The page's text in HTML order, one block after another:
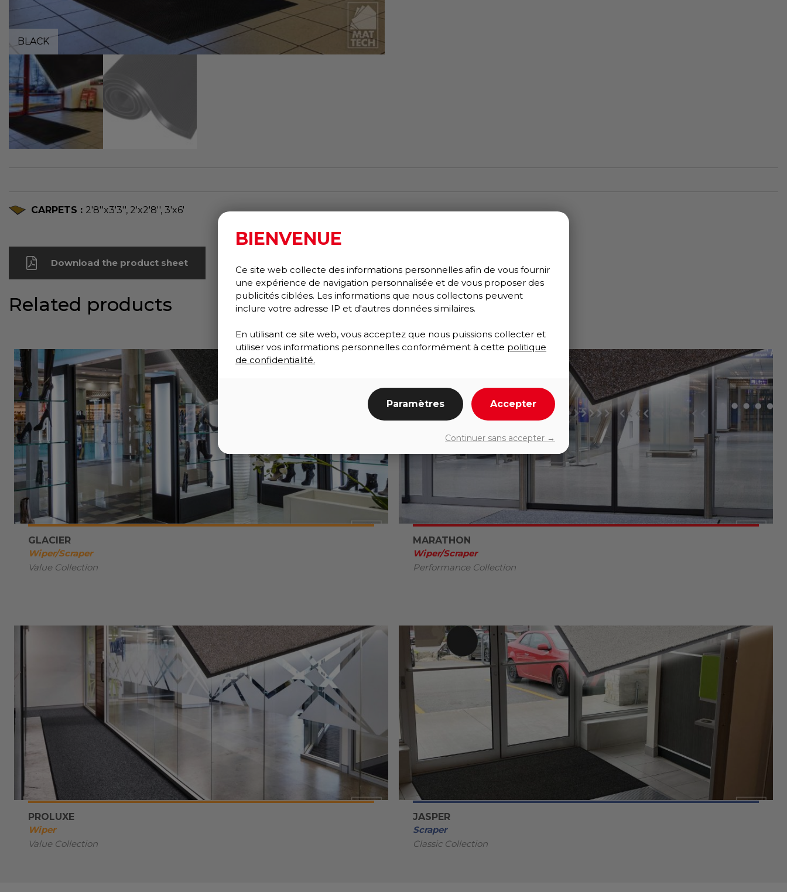
BLACK
CARPETS : 2'8''x3'3'', 2'x2'8'', 3'x6'
Download the product sheet
Related products
GLACIER
Wiper/Scraper
Value Collection
MARATHON
Wiper/Scraper
Performance Collection
PROLUXE
Wiper
Value Collection
JASPER
Scraper
Classic Collection
BIENVENUE
Ce site web collecte des informations personnelles afin de vous fournir
une expérience de navigation personnalisée et de vous proposer des
publicités ciblées. Les informations que nous collectons peuvent
inclure votre adresse IP et d'autres données similaires.
En utilisant ce site web, vous acceptez que nous puissions collecter et
utiliser vos informations personnelles conformément à cette politique
de confidentialité.
Paramètres Accepter
Continuer sans accepter →